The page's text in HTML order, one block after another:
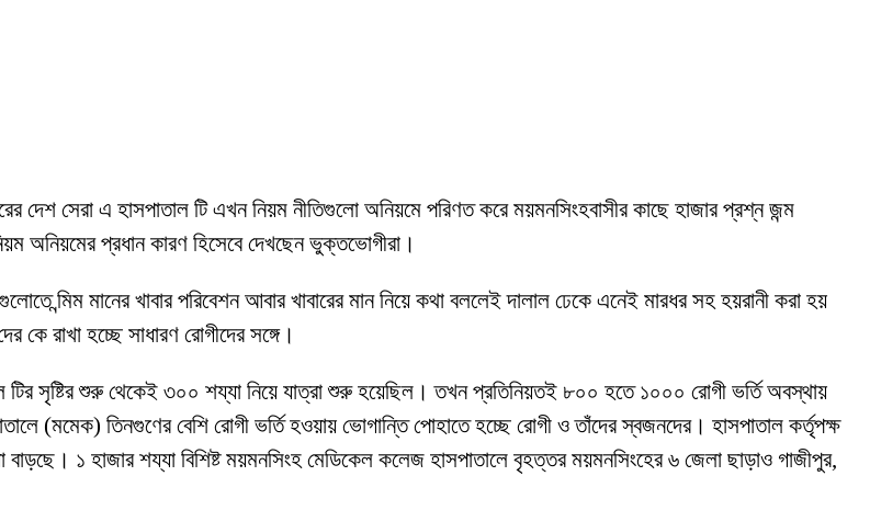
দেশ সেরা এ হাসপাতাল টি এখন নিয়ম নীতিগুলো অনিয়মে পরিণত করে ময়মনসিংহবাসীর কাছে হাজার প্রশ্ন জন্ম
অনিয়মের প্রধান কারণ হিসেবে দেখছেন ভুক্তভোগীরা।
ন্মিম মানের খাবার পরিবেশন আবার খাবারের মান নিয়ে কথা বললেই দালাল ঢেকে এনেই মারধর সহ হয়রানী করা হয়
কে রাখা হচ্ছে সাধারণ রোগীদের সঙ্গে।
সৃষ্টির শুরু থেকেই ৩০০ শয্যা নিয়ে যাত্রা শুরু হয়েছিল। তখন প্রতিনিয়তই ৮০০ হতে ১০০০ রোগী ভর্তি অবস্থায়
(মমেক) তিনগুণের বেশি রোগী ভর্তি হওয়ায় ভোগান্তি পোহাতে হচ্ছে রোগী ও তাঁদের স্বজনদের। হাসপাতাল কর্তৃপক্ষ
১ হাজার শয্যা বিশিষ্ট ময়মনসিংহ মেডিকেল কলেজ হাসপাতালে বৃহত্তর ময়মনসিংহের ৬ জেলা ছাড়াও গাজীপুর,